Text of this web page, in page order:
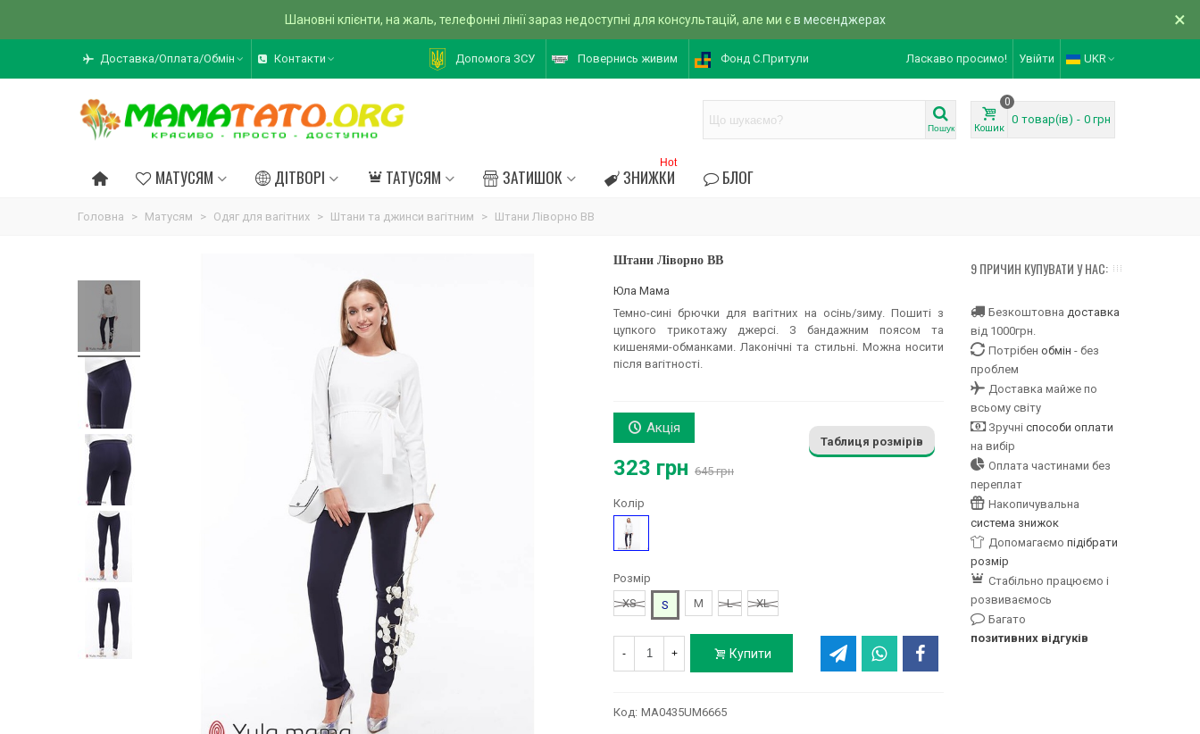
Шановні клієнти, на жаль, телефонні лінії зараз недоступні для консультацій, але ми єв месенджерах ×
Доставка/Оплата/Обмін Контакти Допомога ЗСУ Повернись живим Фонд С.Притули Ласкаво просимо! Увійти UKR
Пошук Кошик
0
0 товар(ів) - 0 грн
МАТУСЯМ ДІТВОРІ ТАТУСЯМ ЗАТИШОК ЗНИЖКИ
Hot
БЛОГ
Головна > Матусям > Одяг для вагітних > Штани та джинси вагітним > Штани Ліворно BB
Штани Ліворно BB
Юла Мама
Темно-сині брючки для вагітних на осінь/зиму. Пошиті з
цупкого трикотажу джерсі. З бандажним поясом та
кишенями-обманками. Лаконічні та стильні. Можна носити
після вагітності.
Акція
323 грн 645 грн
Таблиця розмірів
Колір
Синій
Розмір
XS
S M L XL
- + Купити
Код: MA0435UM6665
9 ПРИЧИН КУПУВАТИ У НАС:
Безкоштовна доставка
від 1000грн.
Потрібен обмін - без
проблем
Доставка майже по
всьому світу
Зручні способи оплати
на вибір
Оплата частинами без
переплат
Накопичувальна
система знижок
Допомагаємо підібрати
розмір
Стабільно працюємо і
розвиваємось
Багато
позитивних відгуків